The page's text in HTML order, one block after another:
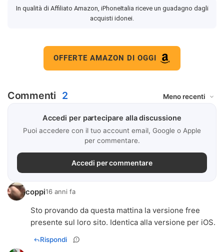
In qualità di Affiliato Amazon, iPhoneItalia riceve un guadagno dagli
acquisti idonei.
OFFERTE AMAZON DI OGGI
Commenti 2
Accedi per partecipare alla discussione
Puoi accedere con il tuo account email, Google o Apple
per commentare.
Accedi per commentare
coppi16 anni fa
Sto provando da questa mattina la versione free
presente sul loro sito. Identica alla versione per iOS.
Rispondi